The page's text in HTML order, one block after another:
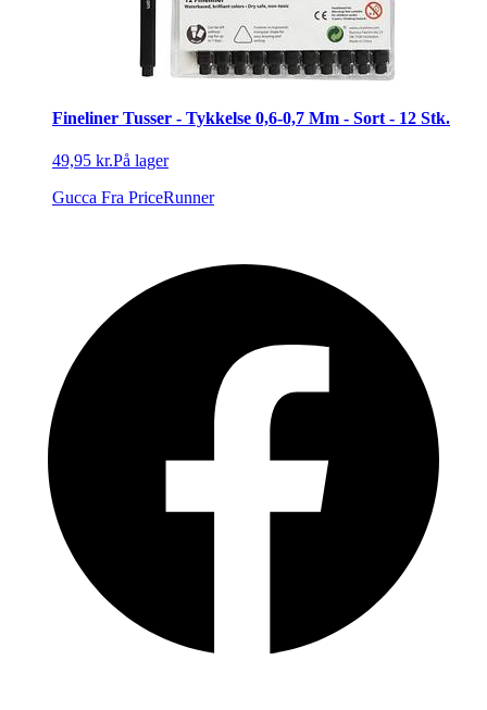
Fineliner Tusser - Tykkelse 0,6-0,7 Mm - Sort - 12 Stk.
49,95 kr.På lager
Gucca Fra PriceRunner